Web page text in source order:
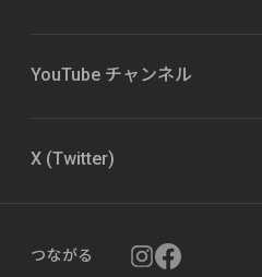
YouTube チャンネル
X (Twitter)
つながる